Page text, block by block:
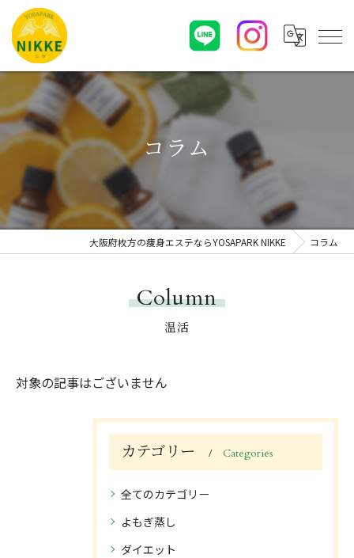
コラム
大阪府枚方の痩身エステならYOSAPARK NIKKE コラム
Column
温活
対象の記事はございません
カテゴリー Categories
全てのカテゴリー
よもぎ蒸し
ダイエット